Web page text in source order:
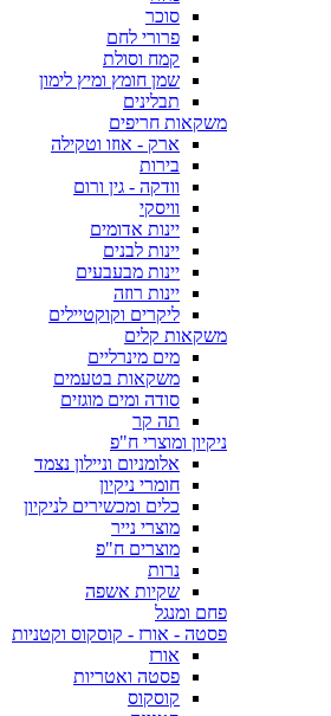
סוכר
פרורי לחם
קמח וסולת
שמן חומץ ומיץ לימון
תבלינים
משקאות חריפים
ארק - אוזו וטקילה
בירות
וודקה - גין ורום
וויסקי
יינות אדומים
יינות לבנים
יינות מבעבעים
יינות רוזה
ליקרים וקוקטיילים
משקאות קלים
מים מינרליים
משקאות בטעמים
סודה ומים מוגזים
תה קר
ניקיון ומוצרי ח"פ
אלומניום וניילון נצמד
חומרי ניקיון
כלים ומכשירים לניקיון
מוצרי נייר
מוצרים ח"פ
נרות
שקיות אשפה
פחם ומנגל
פסטה - אורז - קוסקוס וקטניות
אורז
פסטה ואטריות
קוסקוס